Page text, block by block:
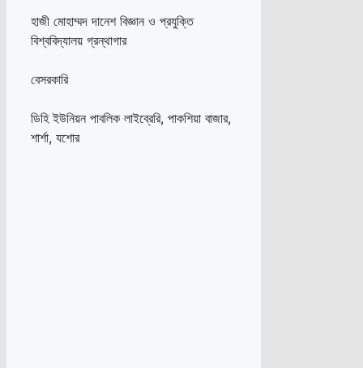
হাজী মোহাম্মদ দানেশ বিজ্ঞান ও প্রযুক্তি
বিশ্ববিদ্যালয় গ্রন্থাগার
বেসরকারি
ডিহি ইউনিয়ন পাবলিক লাইব্রেরি, পাকশিয়া বাজার,
শার্শা, যশোর